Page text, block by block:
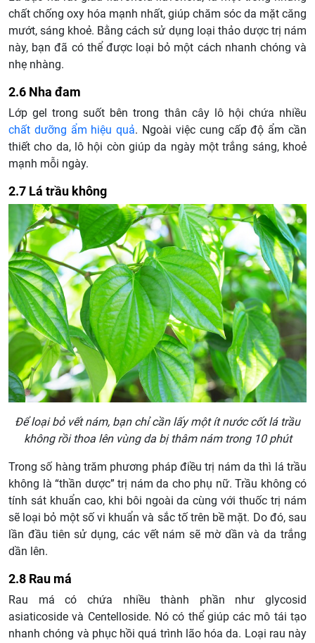
chất chống oxy hóa mạnh nhất, giúp chăm sóc da mặt căng
mướt, sáng khoẻ. Bằng cách sử dụng loại thảo dược trị nám
này, bạn đã có thể được loại bỏ một cách nhanh chóng và
nhẹ nhàng.
2.6 Nha đam
Lớp gel trong suốt bên trong thân cây lô hội chứa nhiều
chất dưỡng ẩm hiệu quả. Ngoài việc cung cấp độ ẩm cần
thiết cho da, lô hội còn giúp da ngày một trắng sáng, khoẻ
mạnh mỗi ngày.
2.7 Lá trầu không
Để loại bỏ vết nám, bạn chỉ cần lấy một ít nước cốt lá trầu
không rồi thoa lên vùng da bị thâm nám trong 10 phút
Trong số hàng trăm phương pháp điều trị nám da thì lá trầu
không là “thần dược” trị nám da cho phụ nữ. Trầu không có
tính sát khuẩn cao, khi bôi ngoài da cùng với thuốc trị nám
sẽ loại bỏ một số vi khuẩn và sắc tố trên bề mặt. Do đó, sau
lần đầu tiên sử dụng, các vết nám sẽ mờ dần và da trắng
dần lên.
2.8 Rau má
Rau má có chứa nhiều thành phần như glycosid
asiaticoside và Centelloside. Nó có thể giúp các mô tái tạo
nhanh chóng và phục hồi quá trình lão hóa da. Loại rau này